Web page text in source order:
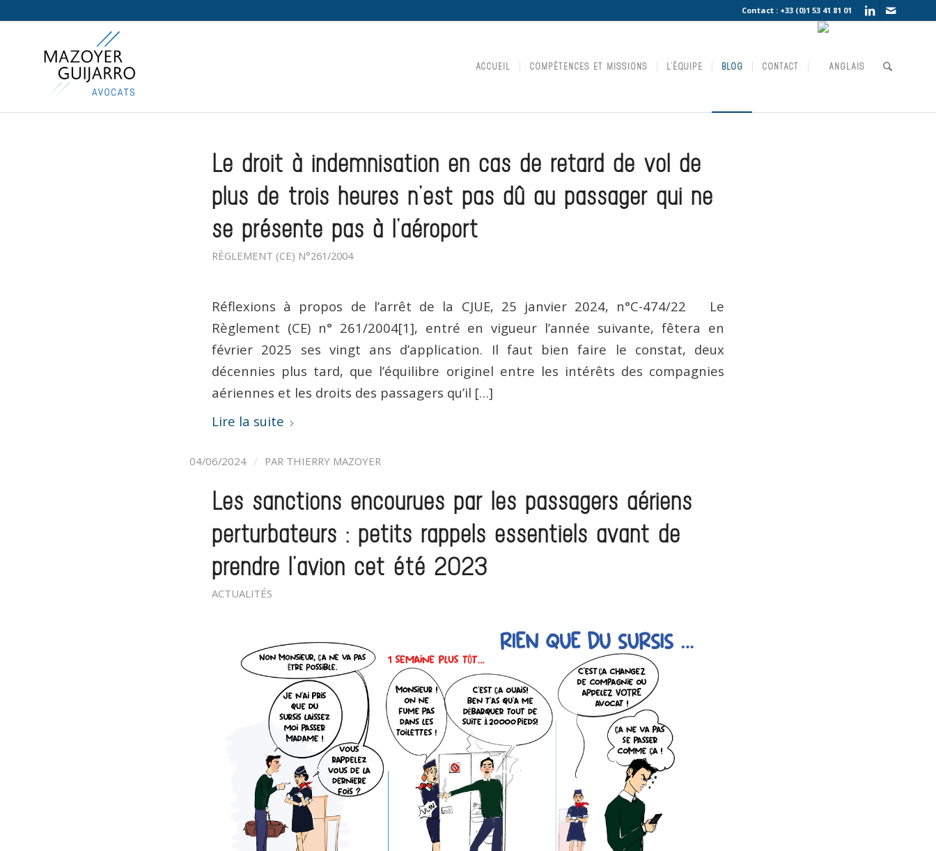
Contact : +33 (0)1 53 41 81 01
ACCUEIL COMPÉTENCES ET MISSIONS L’ÉQUIPE BLOG CONTACT
Le droit à indemnisation en cas de retard de vol de
plus de trois heures n’est pas dû au passager qui ne
se présente pas à l’aéroport
RÈGLEMENT (CE) N°261/2004
Réflexions à propos de l’arrêt de la CJUE, 25 janvier 2024, n°C-474/22 Le
Règlement (CE) n° 261/2004[1], entré en vigueur l’année suivante, fêtera en
février 2025 ses vingt ans d’application. Il faut bien faire le constat, deux
décennies plus tard, que l’équilibre originel entre les intérêts des compagnies
aériennes et les droits des passagers qu’il […]
Lire la suite
04/06/2024 / PAR THIERRY MAZOYER
Les sanctions encourues par les passagers aériens
perturbateurs : petits rappels essentiels avant de
prendre l’avion cet été 2023
ACTUALITÉS